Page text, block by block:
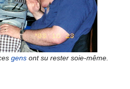
gens ont su rester soie-même.